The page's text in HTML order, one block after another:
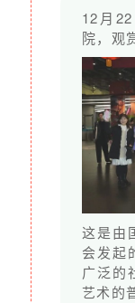
12月
院，观
这是由
会发起
广泛的
艺术的